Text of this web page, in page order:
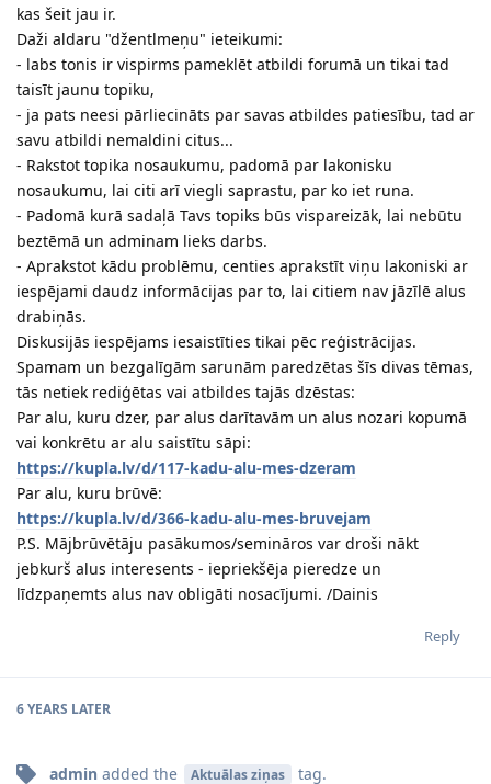
kas šeit jau ir.
Daži aldaru "džentlmeņu" ieteikumi:
- labs tonis ir vispirms pameklēt atbildi forumā un tikai tad
taisīt jaunu topiku,
- ja pats neesi pārliecināts par savas atbildes patiesību, tad ar
savu atbildi nemaldini citus...
- Rakstot topika nosaukumu, padomā par lakonisku
nosaukumu, lai citi arī viegli saprastu, par ko iet runa.
- Padomā kurā sadaļā Tavs topiks būs vispareizāk, lai nebūtu
beztēmā un adminam lieks darbs.
- Aprakstot kādu problēmu, centies aprakstīt viņu lakoniski ar
iespējami daudz informācijas par to, lai citiem nav jāzīlē alus
drabiņās.
Diskusijās iespējams iesaistīties tikai pēc reģistrācijas.
Spamam un bezgalīgām sarunām paredzētas šīs divas tēmas,
tās netiek rediģētas vai atbildes tajās dzēstas:
Par alu, kuru dzer, par alus darītavām un alus nozari kopumā
vai konkrētu ar alu saistītu sāpi:
https://kupla.lv/d/117-kadu-alu-mes-dzeram
Par alu, kuru brūvē:
https://kupla.lv/d/366-kadu-alu-mes-bruvejam
P.S. Mājbrūvētāju pasākumos/semināros var droši nākt
jebkurš alus interesents - iepriekšēja pieredze un
līdzpaņemts alus nav obligāti nosacījumi. /Dainis
Reply
6 YEARS LATER
admin added the Aktuālas ziņas tag.